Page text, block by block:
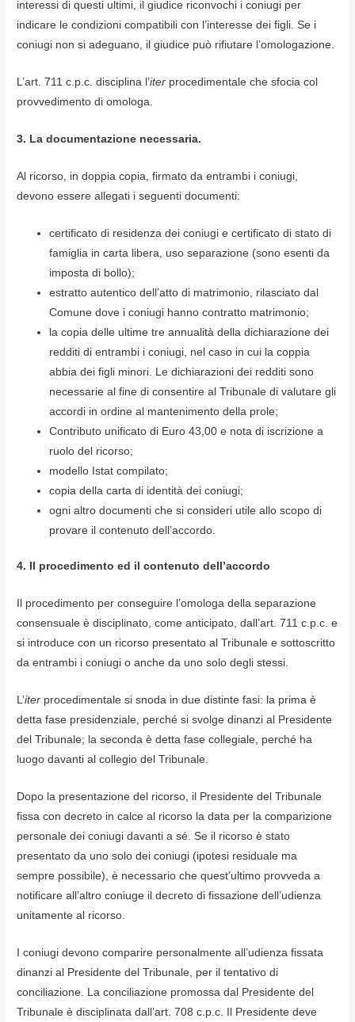
interessi di questi ultimi, il giudice riconvochi i coniugi per
indicare le condizioni compatibili con l’interesse dei figli. Se i
coniugi non si adeguano, il giudice può rifiutare l’omologazione.
L’art. 711 c.p.c. disciplina l’iter procedimentale che sfocia col
provvedimento di omologa.
3. La documentazione necessaria.
Al ricorso, in doppia copia, firmato da entrambi i coniugi,
devono essere allegati i seguenti documenti:
certificato di residenza dei coniugi e certificato di stato di
famiglia in carta libera, uso separazione (sono esenti da
imposta di bollo);
estratto autentico dell’atto di matrimonio, rilasciato dal
Comune dove i coniugi hanno contratto matrimonio;
la copia delle ultime tre annualità della dichiarazione dei
redditi di entrambi i coniugi, nel caso in cui la coppia
abbia dei figli minori. Le dichiarazioni dei redditi sono
necessarie al fine di consentire al Tribunale di valutare gli
accordi in ordine al mantenimento della prole;
Contributo unificato di Euro 43,00 e nota di iscrizione a
ruolo del ricorso;
modello Istat compilato;
copia della carta di identità dei coniugi;
ogni altro documenti che si consideri utile allo scopo di
provare il contenuto dell’accordo.
4. Il procedimento ed il contenuto dell’accordo
Il procedimento per conseguire l’omologa della separazione
consensuale è disciplinato, come anticipato, dall’art. 711 c.p.c. e
si introduce con un ricorso presentato al Tribunale e sottoscritto
da entrambi i coniugi o anche da uno solo degli stessi.
L’iter procedimentale si snoda in due distinte fasi: la prima è
detta fase presidenziale, perché si svolge dinanzi al Presidente
del Tribunale; la seconda è detta fase collegiale, perché ha
luogo davanti al collegio del Tribunale.
Dopo la presentazione del ricorso, il Presidente del Tribunale
fissa con decreto in calce al ricorso la data per la comparizione
personale dei coniugi davanti a sé. Se il ricorso è stato
presentato da uno solo dei coniugi (ipotesi residuale ma
sempre possibile), è necessario che quest’ultimo provveda a
notificare all’altro coniuge il decreto di fissazione dell’udienza
unitamente al ricorso.
I coniugi devono comparire personalmente all’udienza fissata
dinanzi al Presidente del Tribunale, per il tentativo di
conciliazione. La conciliazione promossa dal Presidente del
Tribunale è disciplinata dall’art. 708 c.p.c. Il Presidente deve